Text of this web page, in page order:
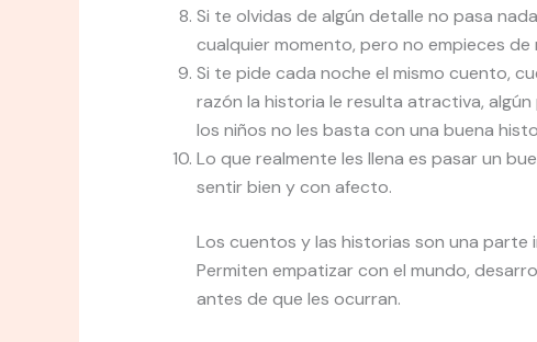
Si te olvidas de algún detalle no pasa
cualquier momento, pero no empieces de
Si te pide cada noche el mismo cuento,
razón la historia le resulta atractiva,
los niños no les basta con una buena
Lo que realmente les llena es pasar un
sentir bien y con afecto.
Los cuentos y las historias son una
Permiten empatizar con el mundo,
antes de que les ocurran.